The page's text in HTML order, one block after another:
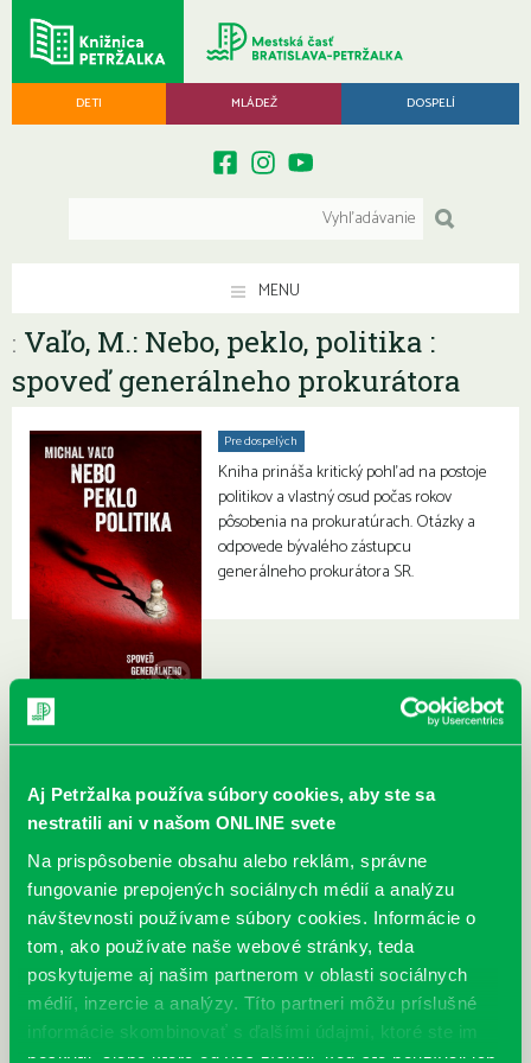
Aj Petržalka používa súbory cookies, aby ste sa
nestratili ani v našom ONLINE svete
Na prispôsobenie obsahu alebo reklám, správne
fungovanie prepojených sociálnych médií a analýzu
návštevnosti používame súbory cookies. Informácie o
tom, ako používate naše webové stránky, teda
poskytujeme aj našim partnerom v oblasti sociálnych
médií, inzercie a analýzy. Títo partneri môžu príslušné
informácie skombinovať s ďalšími údajmi, ktoré ste im
DETI MLÁDEŽ DOSPELÍ
MENU
: Vaľo, M.: Nebo, peklo, politika :
spoveď generálneho prokurátora
Pre dospelých
Kniha prináša kritický pohľad na postoje
politikov a vlastný osud počas rokov
pôsobenia na prokuratúrach. Otázky a
odpovede bývalého zástupcu
generálneho prokurátora SR.